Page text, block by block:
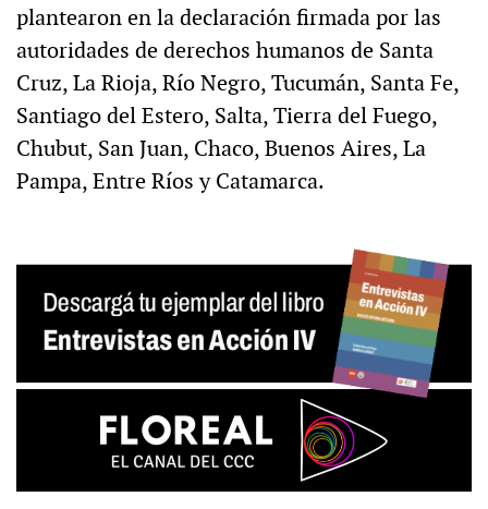
plantearon en la declaración firmada por las
autoridades de derechos humanos de Santa
Cruz, La Rioja, Río Negro, Tucumán, Santa Fe,
Santiago del Estero, Salta, Tierra del Fuego,
Chubut, San Juan, Chaco, Buenos Aires, La
Pampa, Entre Ríos y Catamarca.